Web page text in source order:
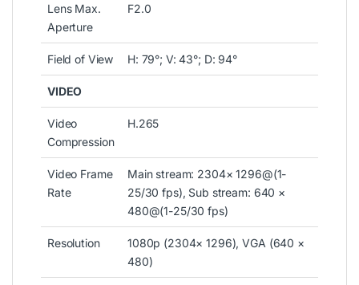
Lens Max.
Aperture
F2.0
Field of View H: 79°; V: 43°; D: 94°
VIDEO
Video
Compression
H.265
Video Frame
Rate
Main stream: 2304× 1296@(1-
25/30 fps), Sub stream: 640 ×
480@(1-25/30 fps)
Resolution
1080p (2304× 1296), VGA (640 ×
480)